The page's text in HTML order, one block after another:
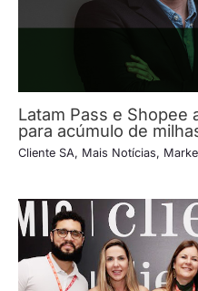
Latam Pass e Shopee
para acúmulo de
Cliente SA, Mais Notícias,